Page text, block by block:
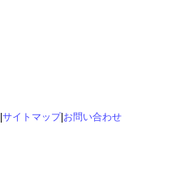
サイトマップ| お問い合わせ